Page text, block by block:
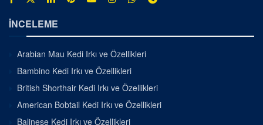
İNCELEME
Arabian Mau Kedi Irkı ve Özellikleri
Bambino Kedi Irkı ve Özellikleri
British Shorthair Kedi Irkı ve Özellikleri
American Bobtail Kedi Irkı ve Özellikleri
Balinese Kedi Irkı ve Özellikleri